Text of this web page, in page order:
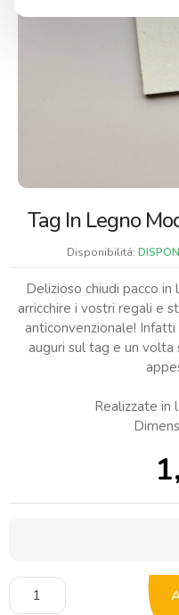
Tag In Legno
Disponibilitá:
Delizioso chiudi pacco
arricchire i vostri regali e
anticonvenzionale!
auguri sul tag e un
Realizzate in
Tag
in